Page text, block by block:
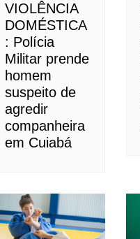
VIOLÊNCIA
DOMÉSTICA
: Polícia
Militar prende
homem
suspeito de
agredir
companheira
em Cuiabá